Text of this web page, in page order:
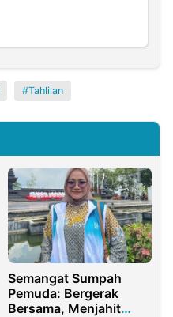
Tahlilan
Semangat Sumpah
Pemuda: Bergerak
Bersama, Menjahit